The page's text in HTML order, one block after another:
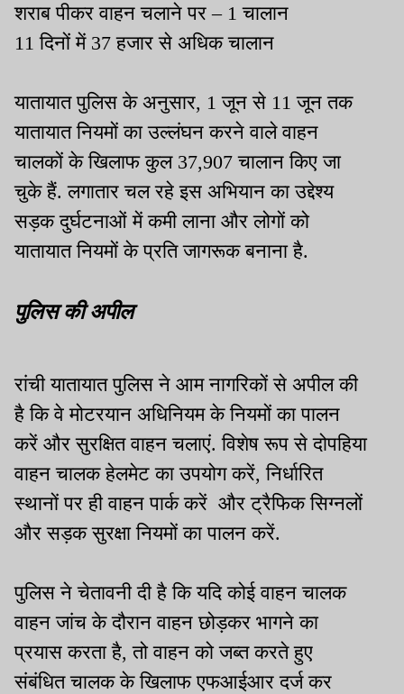
शराब पीकर वाहन चलाने पर – 1 चालान
11 दिनों में 37 हजार से अधिक चालान
यातायात पुलिस के अनुसार, 1 जून से 11 जून तक
यातायात नियमों का उल्लंघन करने वाले वाहन
चालकों के खिलाफ कुल 37,907 चालान किए जा
चुके हैं. लगातार चल रहे इस अभियान का उद्देश्य
सड़क दुर्घटनाओं में कमी लाना और लोगों को
यातायात नियमों के प्रति जागरूक बनाना है.
पुलिस की अपील
रांची यातायात पुलिस ने आम नागरिकों से अपील की
है कि वे मोटरयान अधिनियम के नियमों का पालन
करें और सुरक्षित वाहन चलाएं. विशेष रूप से दोपहिया
वाहन चालक हेलमेट का उपयोग करें, निर्धारित
स्थानों पर ही वाहन पार्क करें और ट्रैफिक सिग्नलों
और सड़क सुरक्षा नियमों का पालन करें.
पुलिस ने चेतावनी दी है कि यदि कोई वाहन चालक
वाहन जांच के दौरान वाहन छोड़कर भागने का
प्रयास करता है, तो वाहन को जब्त करते हुए
संबंधित चालक के खिलाफ एफआईआर दर्ज कर